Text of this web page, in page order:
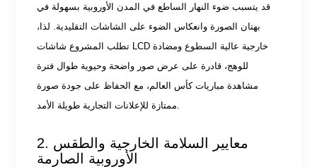
قد يتسبب ضوء النهار الساطع في المدن الأوروبية بسهولة في
بهتان الصورة وانعكاس الضوء على الشاشات التقليدية. لذا،
تطلب المشروع شاشات LCD خارجية عالية السطوع ومضادة
للوهج، قادرة على عرض صور واضحة وحيوية طوال فترة
مشاهدة مباريات كأس العالم، مع الحفاظ على جودة صورة
2. معايير السلامة الخارجية والطقس
الأوروبية الصارمة